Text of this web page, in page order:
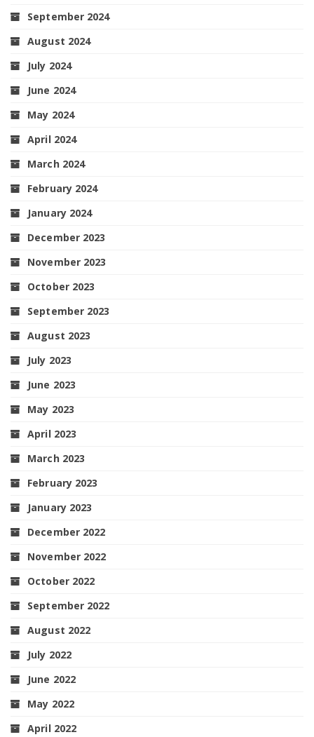
September 2024
August 2024
July 2024
June 2024
May 2024
April 2024
March 2024
February 2024
January 2024
December 2023
November 2023
October 2023
September 2023
August 2023
July 2023
June 2023
May 2023
April 2023
March 2023
February 2023
January 2023
December 2022
November 2022
October 2022
September 2022
August 2022
July 2022
June 2022
May 2022
April 2022